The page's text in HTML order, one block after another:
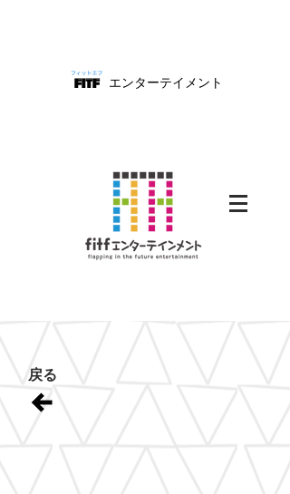
fitf エンターテイメント
戻る